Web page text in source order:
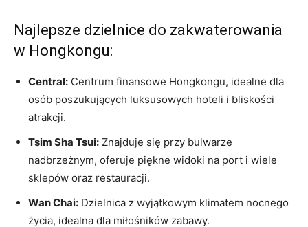
Najlepsze dzielnice do zakwaterowania
w Hongkongu:
Central: Centrum finansowe Hongkongu, idealne‌ dla
osób poszukujących luksusowych hoteli i bliskości
atrakcji.
Tsim Sha Tsui: Znajduje​ się przy bulwarze
nadbrzeżnym,‌ oferuje piękne widoki na port i wiele
sklepów oraz restauracji.
Wan Chai: Dzielnica z⁣ wyjątkowym klimatem nocnego
życia, idealna dla miłośników zabawy.